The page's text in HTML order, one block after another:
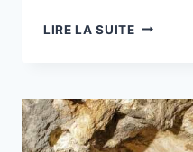
LIRE LA SUITEHISTOIRE